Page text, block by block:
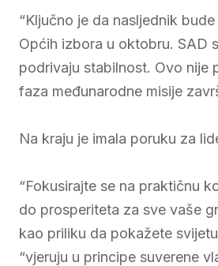
“Ključno je da nasljednik
Općih izbora u oktobru. SAD
podrivaju stabilnost. Ovo nije
faza međunarodne misije
Na kraju je imala poruku za
“Fokusirajte se na praktičnu
do prosperiteta za sve vaše
kao priliku da pokažete
“vjeruju u principe suverene